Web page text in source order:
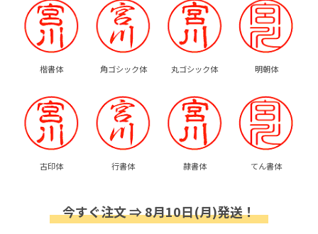
楷書体 角ゴシック体 丸ゴシック体 明朝体
古印体 行書体 隷書体 てん書体
今すぐ注文 ⇒ 8月10日(月)発送！